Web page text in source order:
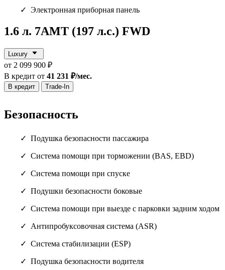
Электронная приборная панель
1.6 л. 7АМТ (197 л.с.) FWD
Luxury
от 2 099 900 ₽
В кредит от 41 231 ₽/мес.
В кредит Trade-In
Безопасность
Подушка безопасности пассажира
Система помощи при торможении (BAS, EBD)
Система помощи при спуске
Подушки безопасности боковые
Система помощи при выезде с парковки задним ходом
Антипробуксовочная система (ASR)
Система стабилизации (ESP)
Подушка безопасности водителя